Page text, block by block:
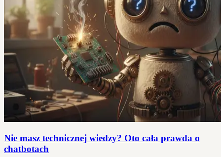
Nie masz technicznej wiedzy? Oto cała prawda o
chatbotach